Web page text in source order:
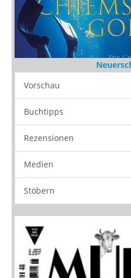
Vorschau
Buchtipps
Rezensionen
Medien
Stöbern